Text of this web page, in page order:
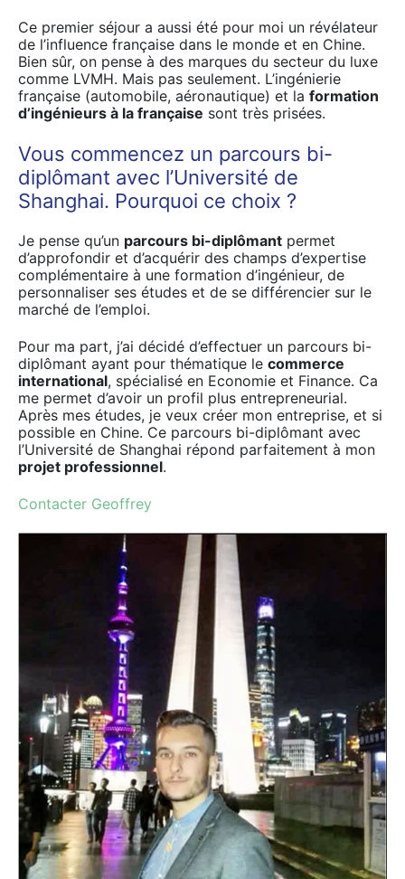
Ce premier séjour a aussi été pour moi un révélateur
de l’influence française dans le monde et en Chine.
Bien sûr, on pense à des marques du secteur du luxe
comme LVMH. Mais pas seulement. L’ingénierie
française (automobile, aéronautique) et la formation
d’ingénieurs à la française sont très prisées.
Vous commencez un parcours bi-
diplômant avec l’Université de
Shanghai. Pourquoi ce choix ?
Je pense qu’un parcours bi-diplômant permet
d’approfondir et d’acquérir des champs d’expertise
complémentaire à une formation d’ingénieur, de
personnaliser ses études et de se différencier sur le
marché de l’emploi.
Pour ma part, j’ai décidé d’effectuer un parcours bi-
diplômant ayant pour thématique le commerce
international, spécialisé en Economie et Finance. Ca
me permet d’avoir un profil plus entrepreneurial.
Après mes études, je veux créer mon entreprise, et si
possible en Chine. Ce parcours bi-diplômant avec
l’Université de Shanghai répond parfaitement à mon
projet professionnel.
Contacter Geoffrey